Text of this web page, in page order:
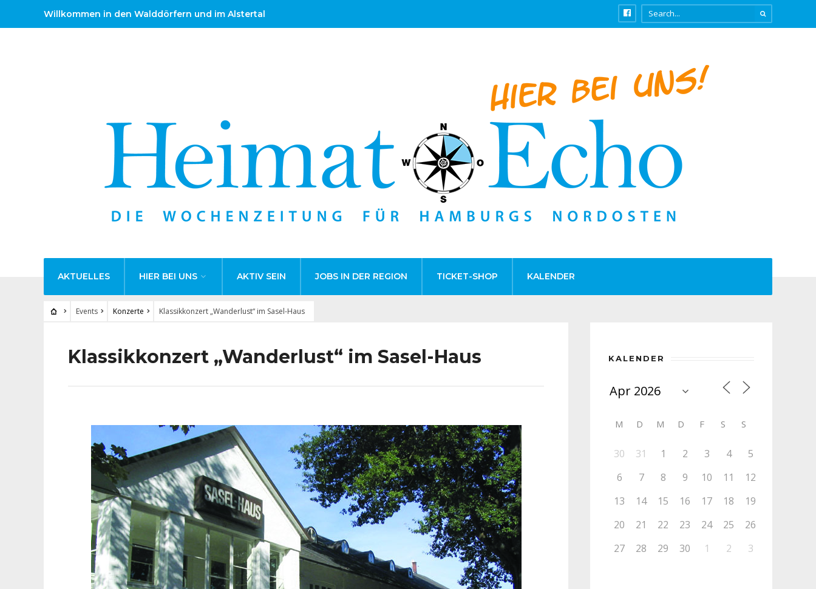
Willkommen in den Walddörfern und im Alstertal
AKTUELLES HIER BEI UNS AKTIV SEIN JOBS IN DER REGION TICKET-SHOP KALENDER
Events Konzerte Klassikkonzert „Wanderlust“ im Sasel-Haus
Klassikkonzert „Wanderlust“ im Sasel-Haus KALENDER
M D M D F S S
30 31 1 2 3 4
5
6
7 8 9 10 11
12
13
14 15 16 17 18
19
20
21 22 23 24 25
26
27
28 29 30 1 2 3